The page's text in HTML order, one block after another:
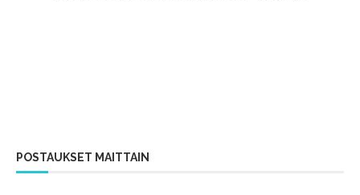
POSTAUKSET MAITTAIN